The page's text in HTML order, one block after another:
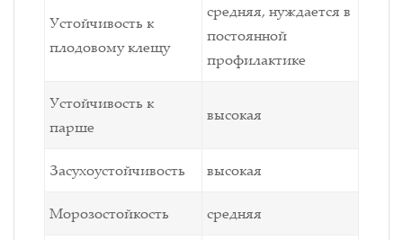
Устойчивость к
плодовому клещу
средняя, нуждается в
постоянной
профилактике
Устойчивость к
парше
высокая
Засухоустойчивость высокая
Морозостойкость средняя